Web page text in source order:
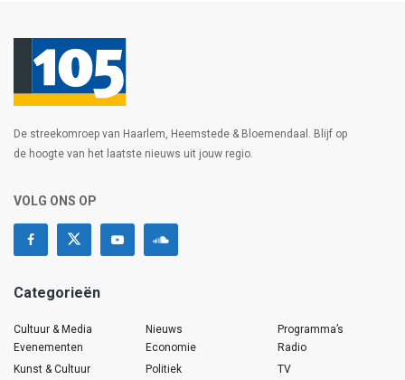
De streekomroep van Haarlem, Heemstede & Bloemendaal. Blijf op
de hoogte van het laatste nieuws uit jouw regio.
VOLG ONS OP
Categorieën
Cultuur & Media
Evenementen
Kunst & Cultuur
Nieuws
Economie
Politiek
Programma’s
Radio
TV